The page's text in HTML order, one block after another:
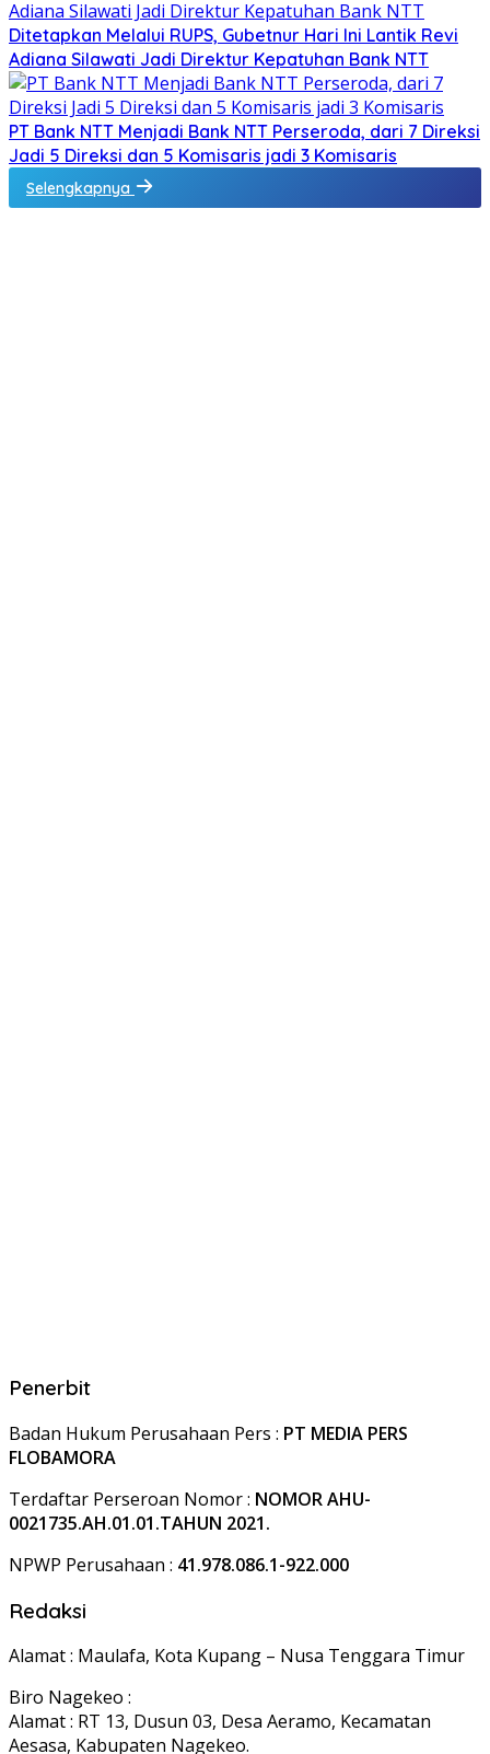
Ditetapkan Melalui RUPS, Gubetnur Hari Ini Lantik Revi
Adiana Silawati Jadi Direktur Kepatuhan Bank NTT
PT Bank NTT Menjadi Bank NTT Perseroda, dari 7 Direksi
Jadi 5 Direksi dan 5 Komisaris jadi 3 Komisaris
Selengkapnya
Penerbit
Badan Hukum Perusahaan Pers : PT MEDIA PERS
FLOBAMORA
Terdaftar Perseroan Nomor : NOMOR AHU-
0021735.AH.01.01.TAHUN 2021.
NPWP Perusahaan : 41.978.086.1-922.000
Redaksi
Alamat : Maulafa, Kota Kupang – Nusa Tenggara Timur
Biro Nagekeo :
Alamat : RT 13, Dusun 03, Desa Aeramo, Kecamatan
Aesasa, Kabupaten Nagekeo.